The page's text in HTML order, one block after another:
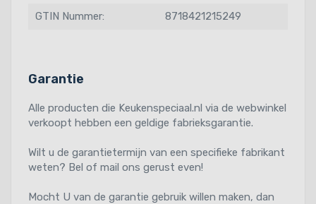
GTIN Nummer: 8718421215249
Garantie
Alle producten die Keukenspeciaal.nl via de webwinkel
verkoopt hebben een geldige fabrieksgarantie.
Wilt u de garantietermijn van een specifieke fabrikant
weten? Bel of mail ons gerust even!
Mocht U van de garantie gebruik willen maken, dan